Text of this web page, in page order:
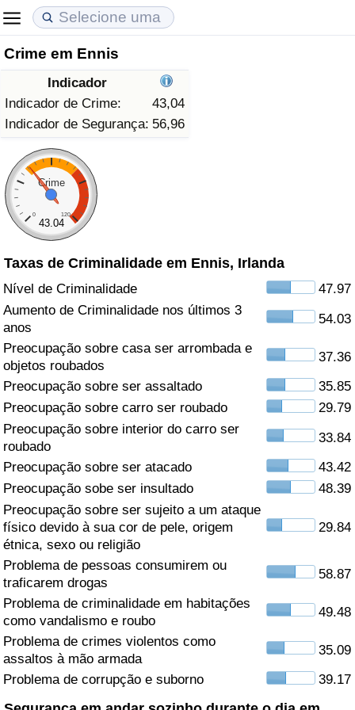
Crime em Ennis
Indicador
Indicador de Crime:
43,04
Indicador de Segurança: 56,96
Crime
0 120
43.04
Taxas de Criminalidade em Ennis, Irlanda
Nível de Criminalidade
47.97
Aumento de Criminalidade nos últimos 3
anos
54.03
Preocupação sobre casa ser arrombada e
objetos roubados
37.36
Preocupação sobre ser assaltado
35.85
Preocupação sobre carro ser roubado
29.79
Preocupação sobre interior do carro ser
roubado
33.84
Preocupação sobre ser atacado
43.42
Preocupação sobe ser insultado
48.39
Preocupação sobre ser sujeito a um ataque
físico devido à sua cor de pele, origem
étnica, sexo ou religião
29.84
Problema de pessoas consumirem ou
traficarem drogas
58.87
Problema de criminalidade em habitações
como vandalismo e roubo
49.48
Problema de crimes violentos como
assaltos à mão armada
35.09
Problema de corrupção e suborno
39.17
Custo de Vida
Indicador de Custo de Vida (Atual)
Indicador de Custo de Vida
Indicador de Custo de Vida Por País
em Aqaba
Preços de Imóveis
Indicador de Preços de Imóveis (Atual)
Indicador de Preços de Imóveis
Indicador de Preços de Imóveis por País
Qualidade de Vida
Indicador de Qualidade de Vida
Indicador de Qualidade de Vida (Atual)
Índice de qualidade de vida por país
Crime
Taxa do Indicador de Crime (Atual)
Indicador de Crime
Índice de criminalidade por país
Saúde
Indicador de Saúde (Atual)
Indicador de Saúde
Indicador de Saúde por País
Poluição
Indicador de Poluição (Atual)
Índice de poluição
Indicador de Poluição por País
Trânsito